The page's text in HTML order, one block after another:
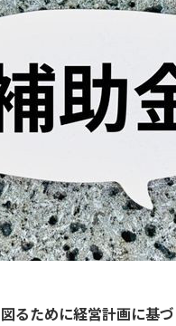
るために経営計画に基